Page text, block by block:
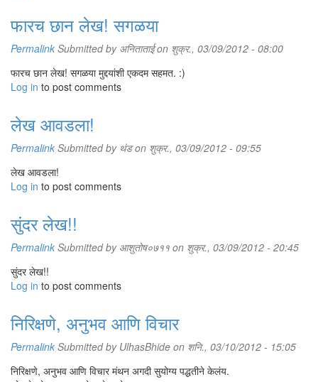
फारच छान लेख! सगळया
Permalink Submitted by अनिताताईon शुक्र., 03/09/2012 - 08:00
फारच छान लेख! सगळया मुद्दयांशी एकदम सहमत. :)
Log in to post comments
लेख आवडला!
Permalink Submitted by थंडon शुक्र., 03/09/2012 - 09:55
लेख आवडला!
Log in to post comments
सुंदर लेख!!
Permalink Submitted by आशुतोष०७११ on शुक्र., 03/09/2012 - 20:45
सुंदर लेख!!
Log in to post comments
निरिक्षणे, अनुभव आणि विचार
Permalink Submitted by UlhasBhide on शनि., 03/10/2012 - 15:05
निरिक्षणे, अनुभव आणि विचार मंथन अगदी सुयोग्य पद्धतीने केलंय.